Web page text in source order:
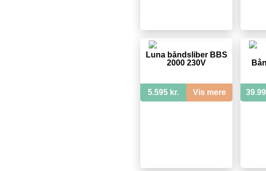
Luna båndsliber BBS
2000 230V
5.595 kr. Vis mere